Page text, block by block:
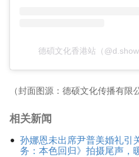
德碩文化香港站（
（封面图源：德硕文化传播有限
相关新闻
孙娜恩未出席尹普美婚礼引
务：本色回归》拍摄尾声，